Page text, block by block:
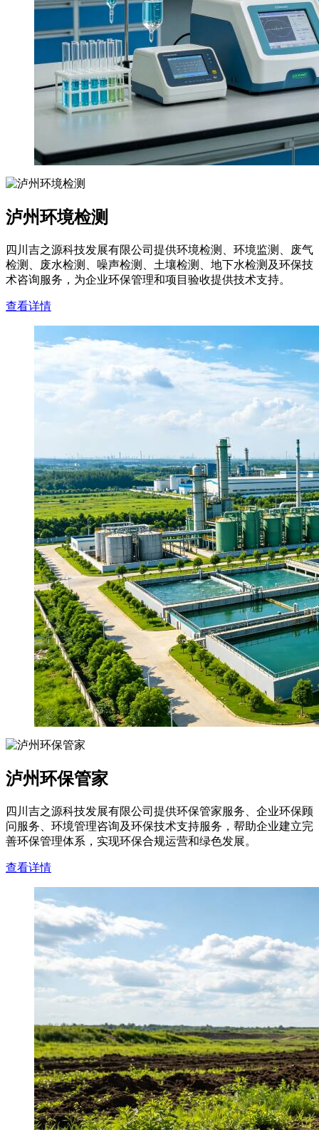
泸州环境检测
四川吉之源科技发展有限公司提供环境检测、环境监测、废气
检测、废水检测、噪声检测、土壤检测、地下水检测及环保技
术咨询服务，为企业环保管理和项目验收提供技术支持。
查看详情
泸州环保管家
四川吉之源科技发展有限公司提供环保管家服务、企业环保顾
问服务、环境管理咨询及环保技术支持服务，帮助企业建立完
善环保管理体系，实现环保合规运营和绿色发展。
查看详情